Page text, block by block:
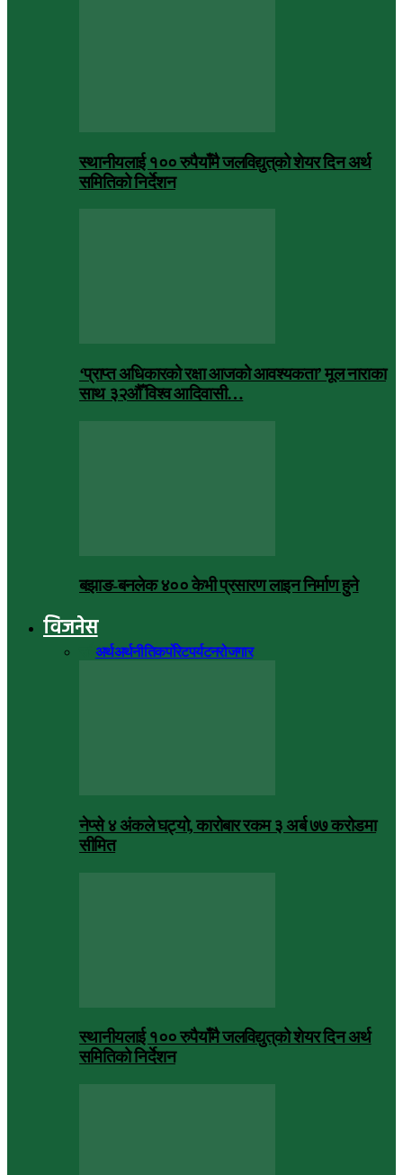
स्थानीयलाई १०० रुपैयाँमै जलविद्युत्‌को शेयर दिन अर्थ
समितिको निर्देशन
‘प्राप्त अधिकारको रक्षा आजको आवश्यकता’ मूल नाराका
साथ ३२औँ विश्व आदिवासी…
बझाङ-बनलेक ४०० केभी प्रसारण लाइन निर्माण हुने
विजनेस
अर्थअर्थनीतिकर्पोरेटपर्यटनरोजगार
नेप्से ४ अंकले घट्यो, कारोबार रकम ३ अर्ब ७७ करोडमा
सीमित
स्थानीयलाई १०० रुपैयाँमै जलविद्युत्‌को शेयर दिन अर्थ
समितिको निर्देशन